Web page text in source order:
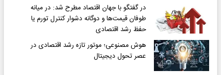
در گفتگو با جهان اقتصاد مطرح شد: در میانه
طوفان قیمت‌ها و دوگانه دشوار کنترل تورم یا
حفظ رشد اقتصادی
هوش مصنوعی؛ موتور تازه رشد اقتصادی در
عصر تحول دیجیتال